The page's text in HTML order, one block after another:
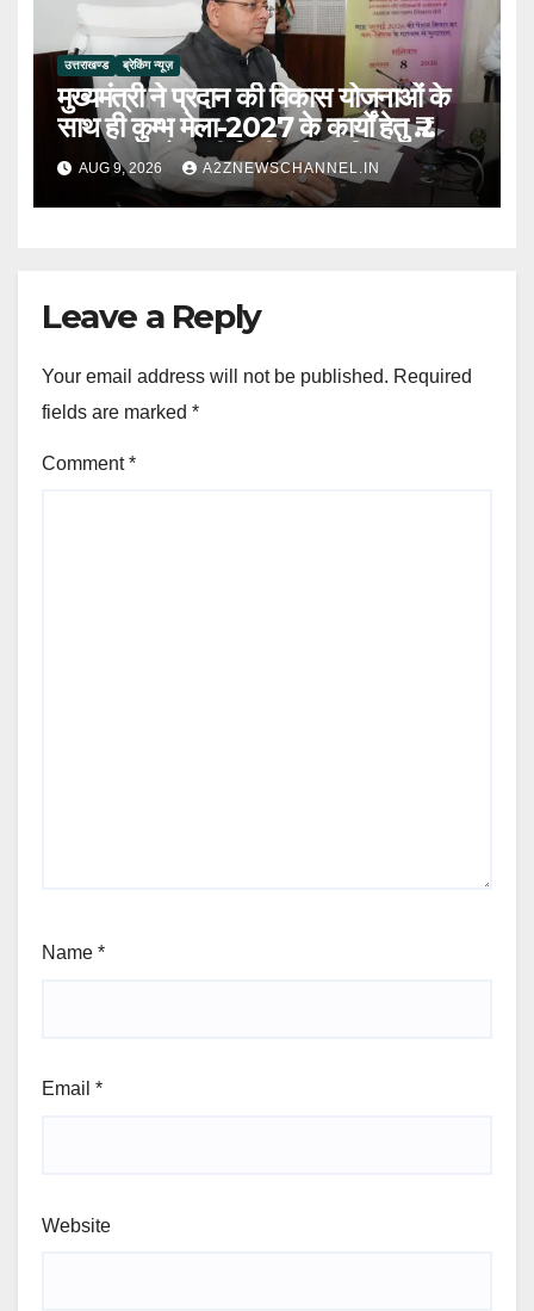
उत्तराखण्ड ब्रेकिंग न्यूज़
मुख्यमंत्री ने प्रदान की विकास योजनाओं के
साथ ही कुम्भ मेला-2027 के कार्यों हेतु ₹
80.96 करोड़ की वित्तीय स्वीकृति
AUG 9, 2026 A2ZNEWSCHANNEL.IN
Leave a Reply
Your email address will not be published. Required
fields are marked *
Comment*
Name *
Email *
Website